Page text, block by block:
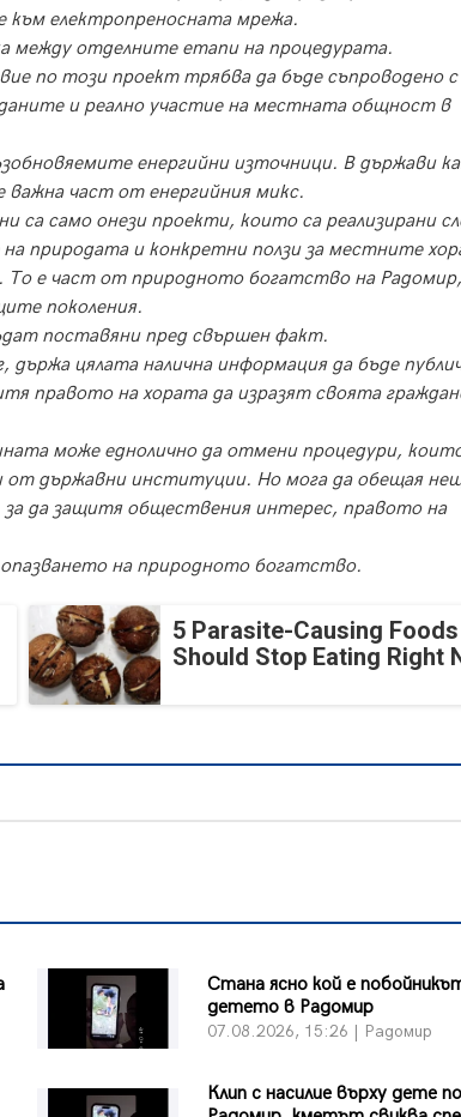
към електропреносната мрежа.
между отделните етапи на процедурата.
по този проект трябва да бъде съпроводено с
и реално участие на местната общност в
енергийни източници. В държави
важна част от енергийния микс.
са само онези проекти, които са реализирани
природата и конкретни ползи за местните
То е част от природното богатство на Радомир,
поколения.
поставяни пред свършен факт.
цялата налична информация да бъде
правото на хората да изразят своята
може еднолично да отмени процедури,
от държавни институции. Но мога да обещая
за да защитя обществения интерес, правото на
на природното богатство.
5 Parasite-Causing
Should Stop Eating Right
Стана ясно кой е
детето в Радомир
07.08.2026, 15:26 | Радомир
Клип с насилие върху дете